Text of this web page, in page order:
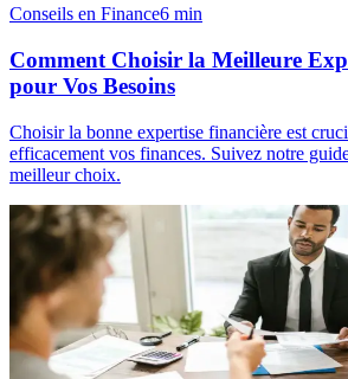
Conseils en Finance6 min
Comment Choisir la Meilleure
pour Vos Besoins
Choisir la bonne expertise financière est
efficacement vos finances. Suivez notre
meilleur choix.